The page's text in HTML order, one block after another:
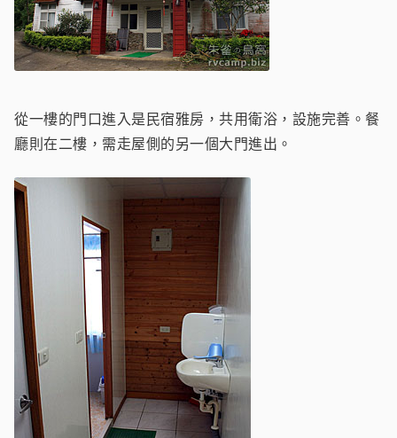
從一樓的門口進入是民宿雅房，共用衛浴，設施完善。餐
廳則在二樓，需走屋側的另一個大門進出。